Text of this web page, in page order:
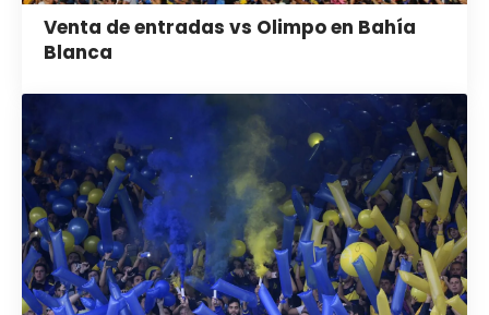
Venta de entradas vs Olimpo en Bahía
Blanca